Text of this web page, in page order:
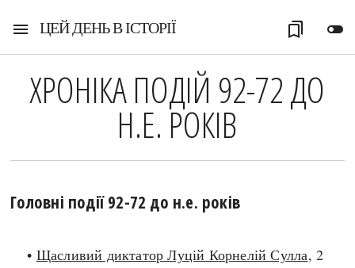
menu ЦЕЙ ДЕНЬ В ІСТОРІЇ toggle_off
bookmarks
ХРОНІКА ПОДІЙ 92-72 ДО
Н.Е. РОКІВ
Головні події 92-72 до н.е. років
• Щасливий диктатор Луцій Корнелій Сулла, 2